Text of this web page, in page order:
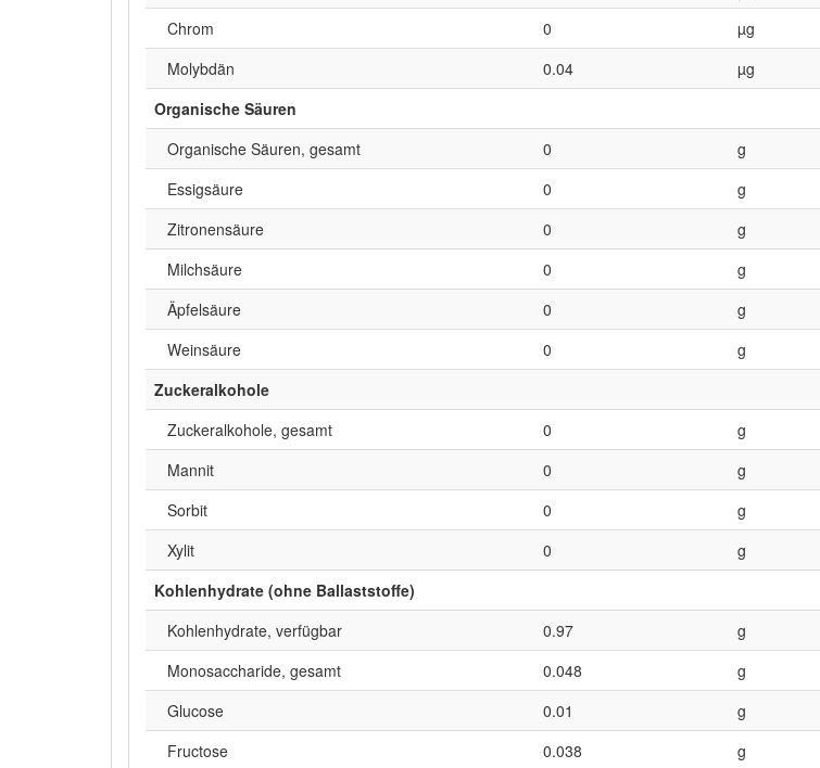
Chrom
0 µg
Molybdän
0.04 µg
Organische Säuren
Organische Säuren, gesamt
0 g
Essigsäure
0 g
Zitronensäure
0 g
Milchsäure
0 g
Äpfelsäure
0 g
Weinsäure
0 g
Zuckeralkohole
Zuckeralkohole, gesamt
0 g
Mannit
0 g
Sorbit
0 g
Xylit
0 g
Kohlenhydrate (ohne Ballaststoffe)
Kohlenhydrate, verfügbar
0.97 g
Monosaccharide, gesamt
0.048 g
Glucose
0.01 g
Fructose
0.038 g